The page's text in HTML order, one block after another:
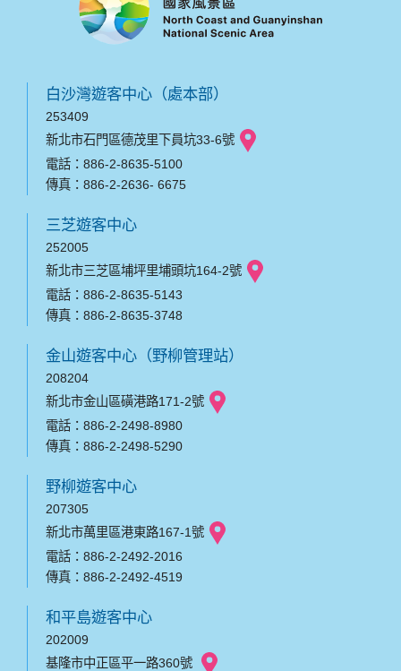
白沙灣遊客中心（處本部）
253409
新北市石門區德茂里下員坑33-6號
電話：886-2-8635-5100
傳真：886-2-2636- 6675
三芝遊客中心
252005
新北市三芝區埔坪里埔頭坑164-2號
電話：886-2-8635-5143
傳真：886-2-8635-3748
金山遊客中心（野柳管理站）
208204
新北市金山區磺港路171-2號
電話：886-2-2498-8980
傳真：886-2-2498-5290
野柳遊客中心
207305
新北市萬里區港東路167-1號
電話：886-2-2492-2016
傳真：886-2-2492-4519
和平島遊客中心
202009
基隆市中正區平一路360號